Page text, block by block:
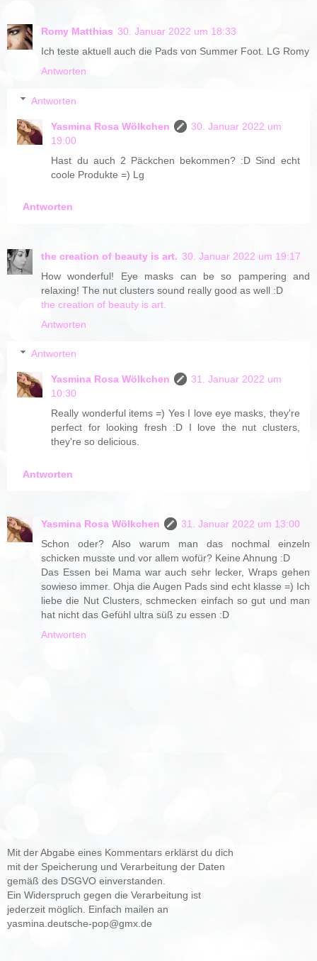
Romy Matthias 30. Januar 2022 um 18:33
Ich teste aktuell auch die Pads von Summer Foot. LG Romy
Antworten
Antworten
Yasmina Rosa Wölkchen
30. Januar 2022 um
19:00
Hast du auch 2 Päckchen bekommen? :D Sind echt
coole Produkte =) Lg
Antworten
the creation of beauty is art. 30. Januar 2022 um 19:17
How wonderful! Eye masks can be so pampering and
relaxing! The nut clusters sound really good as well :D
the creation of beauty is art.
Antworten
Antworten
Yasmina Rosa Wölkchen
31. Januar 2022 um
10:30
Really wonderful items =) Yes I love eye masks, they're
perfect for looking fresh :D I love the nut clusters,
they're so delicious.
Antworten
Yasmina Rosa Wölkchen
31. Januar 2022 um 13:00
Schon oder? Also warum man das nochmal einzeln
schicken musste und vor allem wofür? Keine Ahnung :D
Das Essen bei Mama war auch sehr lecker, Wraps gehen
sowieso immer. Ohja die Augen Pads sind echt klasse =) Ich
liebe die Nut Clusters, schmecken einfach so gut und man
hat nicht das Gefühl ultra süß zu essen :D
Antworten
Mit der Abgabe eines Kommentars erklärst du dich
mit der Speicherung und Verarbeitung der Daten
gemäß des DSGVO einverstanden.
Ein Widerspruch gegen die Verarbeitung ist
jederzeit möglich. Einfach mailen an
yasmina.deutsche-pop@gmx.de